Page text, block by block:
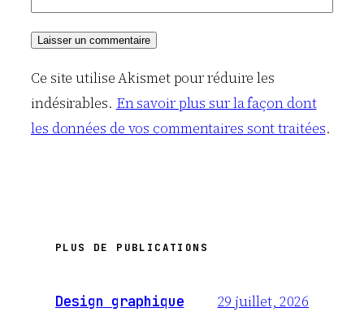
Ce site utilise Akismet pour réduire les
indésirables. En savoir plus sur la façon dont
les données de vos commentaires sont traitées.
PLUS DE PUBLICATIONS
Design graphique 29 juillet, 2026